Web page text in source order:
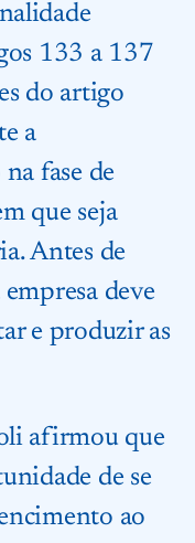
133 a 137
do artigo
a
fase de
que seja
Antes de
deve
e produzir as
afirmou que
de se
ao